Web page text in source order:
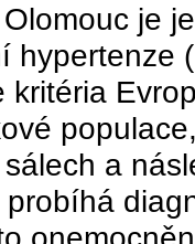
je
hypertenze
kritéria
a